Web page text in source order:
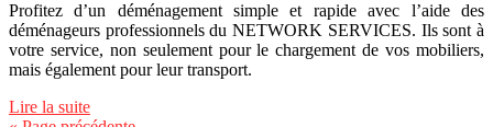
Profitez d’un déménagement simple et rapide avec l’aide des
déménageurs professionnels du NETWORK SERVICES. Ils sont à
votre service, non seulement pour le chargement de vos mobiliers,
mais également pour leur transport.
Lire la suite